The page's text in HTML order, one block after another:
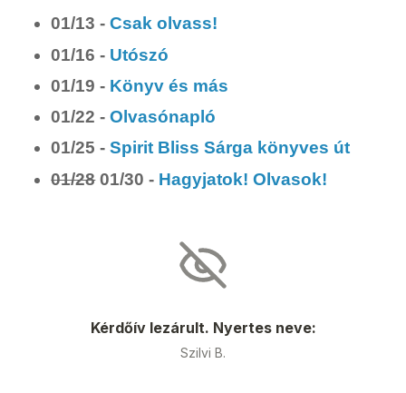
01/13 -Csak olvass!
01/16 - Utószó
01/19 - Könyv és más
01/22 -Olvasónapló
01/25 -Spirit Bliss Sárga könyves út
01/2801/30 - Hagyjatok! Olvasok!